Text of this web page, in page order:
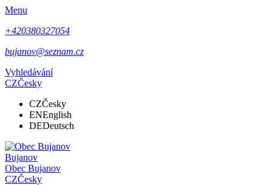
Menu
+420380327054
bujanov@seznam.cz
Vyhledávání
CZČesky
CZČesky
ENEnglish
DEDeutsch
Bujanov
Obec Bujanov
CZČesky